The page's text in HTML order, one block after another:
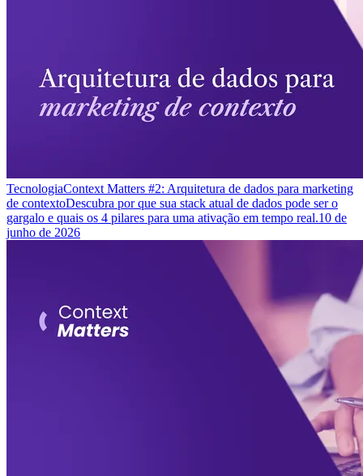
TecnologiaContext Matters #2: Arquitetura de dados para marketing
de contextoDescubra por que sua stack atual de dados pode ser o
gargalo e quais os 4 pilares para uma ativação em tempo real.10 de
junho de 2026